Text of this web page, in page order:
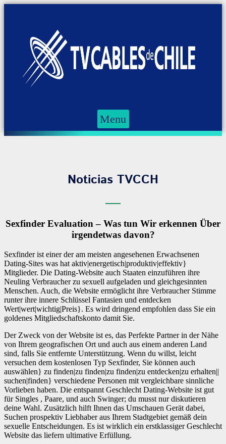
Menu
Noticias TVCCH
Sexfinder Evaluation – Was tun Wir erkennen Über
irgendetwas davon?
Sexfinder ist einer der am meisten angesehenen Erwachsenen
Dating-Sites was hat aktiv|energetisch|produktiv|effektiv}
Mitglieder. Die Dating-Website auch Staaten einzuführen ihre
Neuling Verbraucher zu sexuell aufgeladen und gleichgesinnten
Menschen. Auch, die Website ermöglicht ihre Verbraucher Stimme
runter ihre innere Schlüssel Fantasien und entdecken
Wert|wert|wichtig|Preis}. Es wird dringend empfohlen dass Sie ein
goldenes Mitgliedschaftskonto damit Sie.
Der Zweck von der Website ist es, das Perfekte Partner in der Nähe
von Ihrem geografischen Ort und auch aus einem anderen Land
sind, falls Sie entfernte Unterstützung. Wenn du willst, leicht
versuchen dem kostenlosen Typ Sexfinder, Sie können auch
auswählen} zu finden|zu finden|zu finden|zu entdecken|zu erhalten||
suchen|finden} verschiedene Personen mit vergleichbare sinnliche
Vorlieben haben. Die entspannt Geschlecht Dating-Website ist gut
für Singles , Paare, und auch Swinger; du musst nur diskutieren
deine Wahl. Zusätzlich hilft Ihnen das Umschauen Gerät dabei,
Suchen prospektiv Liebhaber aus Ihrem Stadtgebiet gemäß dein
sexuelle Entscheidungen. Es ist wirklich ein erstklassiger Geschlecht
Website das liefern ultimative Erfüllung.